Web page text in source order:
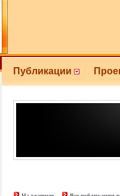
Публикации